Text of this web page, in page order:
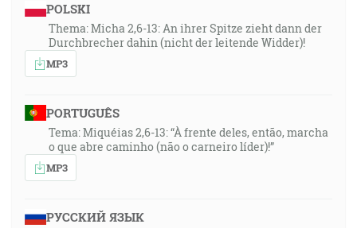
POLSKI
Thema: Micha 2,6-13: An ihrer Spitze zieht dann der
Durchbrecher dahin (nicht der leitende Widder)!
MP3
PORTUGUÊS
Tema: Miquéias 2,6-13: “À frente deles, então, marcha
o que abre caminho (não o carneiro líder)!”
MP3
РУССКИЙ ЯЗЫК